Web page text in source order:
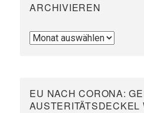
ARCHIVIEREN
Archivieren
EU NACH CORONA:
AUSTERITÄTSDECKEL